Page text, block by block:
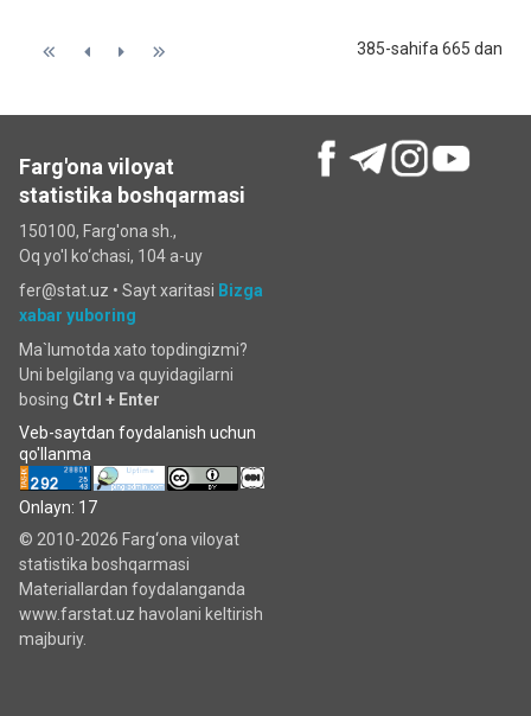
385-sahifa 665 dan
Farg'ona viloyat
statistika boshqarmasi
150100, Farg'ona sh.,
Oq yo'l ko‘chаsi, 104 a-uy
fer@stat.uz • Sayt xaritasi Bizga
xabar yuboring
Ma`lumotda xato topdingizmi?
Uni belgilang va quyidagilarni
bosing Ctrl + Enter
Veb-saytdan foydalanish uchun
qo'llanma
Onlayn: 17
© 2010-2026 Farg‘ona viloyat
statistika boshqarmasi
Materiallardan foydalanganda
www.farstat.uz havolani keltirish
majburiy.